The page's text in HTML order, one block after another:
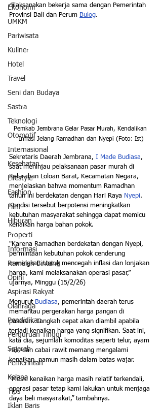
Ekonomi
UMKM
Pariwisata
Kuliner
Hotel
Travel
Seni dan Budaya
Sastra
Teknologi
Otomotif
Internasional
Kesehatan
Lifestyle
Fashion
Film
Hiburan
Properti
Informasi
Ramalan Bintang
Opini
Aspirasi Rakyat
Olahraga
Pendidikan
Perguruan Tinggi
Sejarah
Pemerintah
Kelana
Tips
Iklan Baris
dilaksanakan bekerja sama dengan Pemerintah
Provinsi Bali dan Perum Bulog.
Pemkab Jembrana Gelar Pasar Murah, Kendalikan
Inflasi Jelang Ramadhan dan Nyepi (Foto: Ist)
Sekretaris Daerah Jembrana, I Made Budiasa,
saat meninjau pelaksanaan pasar murah di
Kelurahan Loloan Barat, Kecamatan Negara,
menjelaskan bahwa momentum Ramadhan
tahun ini berdekatan dengan Hari Raya Nyepi.
Kondisi tersebut berpotensi meningkatkan
kebutuhan masyarakat sehingga dapat memicu
kenaikan harga bahan pokok.
"Karena Ramadhan berdekatan dengan Nyepi,
permintaan kebutuhan pokok cenderung
meningkat. Untuk mencegah inflasi dan lonjakan
harga, kami melaksanakan operasi pasar,”
ujarnya, Minggu (15/2/26)
Menurut Budiasa, pemerintah daerah terus
memantau pergerakan harga pangan di
pasaran. Langkah cepat akan diambil apabila
terjadi kenaikan harga yang signifikan. Saat ini,
kata dia, sejumlah komoditas seperti telur, ayam
ras, dan cabai rawit memang mengalami
kenaikan, namun masih dalam batas wajar.
"Meski kenaikan harga masih relatif terkendali,
operasi pasar tetap kami lakukan untuk menjaga
daya beli masyarakat,” tambahnya.